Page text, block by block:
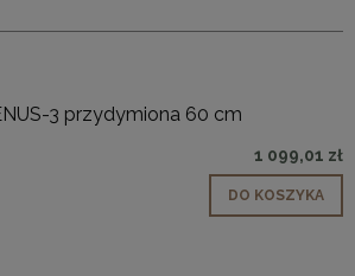
3 przydymiona 60 cm
1 099,01 zł
DO KOSZYKA